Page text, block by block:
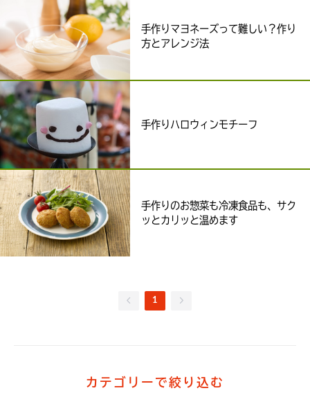
手作りマヨネーズって難しい？作り
方とアレンジ法
手作りハロウィンモチーフ
手作りのお惣菜も冷凍食品も、サク
ッとカリッと温めます
1
カテゴリーで絞り込む